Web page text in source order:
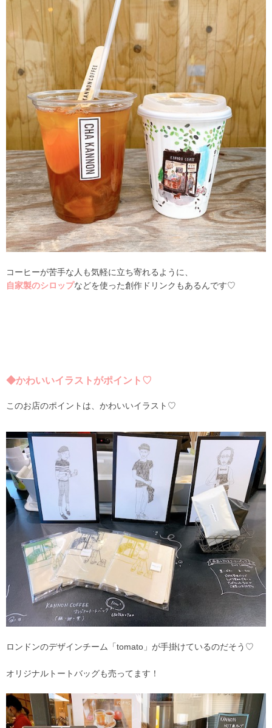
コーヒーが苦手な人も気軽に立ち寄れるように、
自家製のシロップなどを使った創作ドリンクもあるんです♡
◆かわいいイラストがポイント♡
このお店のポイントは、かわいいイラスト♡
ロンドンのデザインチーム「tomato」が手掛けているのだそう♡
オリジナルトートバッグも売ってます！